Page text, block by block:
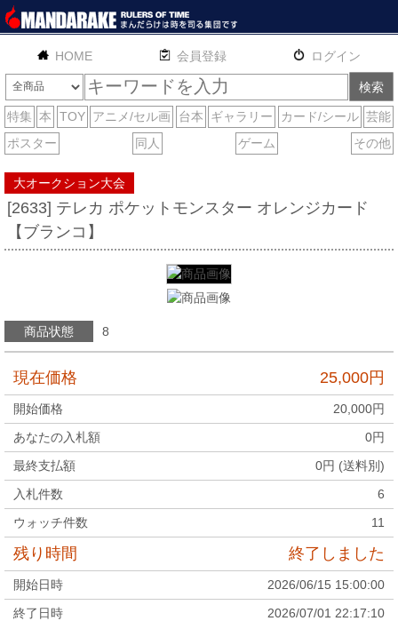
HOME English 通販 サイトマップ お問い合わせ
大オークション大会
[2633] テレカ ポケットモンスター オレンジカード
【ブランコ】
商品状態 8
現在価格 25,000円
開始価格 20,000円
あなたの入札額
0円
最終支払額
0円 (送料別)
入札件数
6
ウォッチ件数
11
残り時間 終了しました
開始日時
2026/06/15 15:00:00
終了日時
2026/07/01 22:17:10